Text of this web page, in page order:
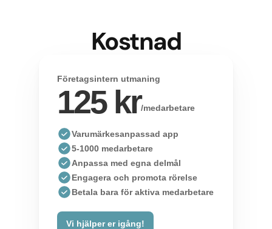
Kostnad
Företagsintern utmaning
125 kr/medarbetare
Varumärkesanpassad app
5-1000 medarbetare
Anpassa med egna delmål
Engagera och promota rörelse
Betala bara för aktiva medarbetare
Vi hjälper er igång!